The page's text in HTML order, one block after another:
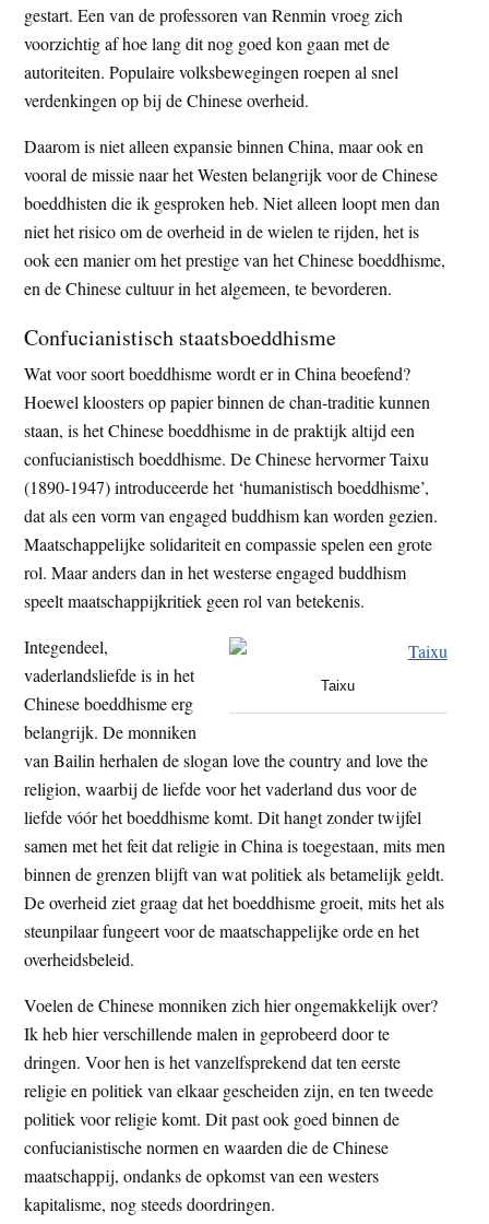
gestart. Een van de professoren van Renmin vroeg zich
voorzichtig af hoe lang dit nog goed kon gaan met de
autoriteiten. Populaire volksbewegingen roepen al snel
verdenkingen op bij de Chinese overheid.
Daarom is niet alleen expansie binnen China, maar ook en
vooral de missie naar het Westen belangrijk voor de Chinese
boeddhisten die ik gesproken heb. Niet alleen loopt men dan
niet het risico om de overheid in de wielen te rijden, het is
ook een manier om het prestige van het Chinese boeddhisme,
en de Chinese cultuur in het algemeen, te bevorderen.
Confucianistisch staatsboeddhisme
Wat voor soort boeddhisme wordt er in China beoefend?
Hoewel kloosters op papier binnen de chan-traditie kunnen
staan, is het Chinese boeddhisme in de praktijk altijd een
confucianistisch boeddhisme. De Chinese hervormer Taixu
(1890-1947) introduceerde het ‘humanistisch boeddhisme’,
dat als een vorm van engaged buddhism kan worden gezien.
Maatschappelijke solidariteit en compassie spelen een grote
rol. Maar anders dan in het westerse engaged buddhism
speelt maatschappijkritiek geen rol van betekenis.
Taixu
Integendeel,
vaderlandsliefde is in het
Chinese boeddhisme erg
belangrijk. De monniken
van Bailin herhalen de slogan love the country and love the
religion, waarbij de liefde voor het vaderland dus voor de
liefde vóór het boeddhisme komt. Dit hangt zonder twijfel
samen met het feit dat religie in China is toegestaan, mits men
binnen de grenzen blijft van wat politiek als betamelijk geldt.
De overheid ziet graag dat het boeddhisme groeit, mits het als
steunpilaar fungeert voor de maatschappelijke orde en het
overheidsbeleid.
Voelen de Chinese monniken zich hier ongemakkelijk over?
Ik heb hier verschillende malen in geprobeerd door te
dringen. Voor hen is het vanzelfsprekend dat ten eerste
religie en politiek van elkaar gescheiden zijn, en ten tweede
politiek voor religie komt. Dit past ook goed binnen de
confucianistische normen en waarden die de Chinese
maatschappij, ondanks de opkomst van een westers
kapitalisme, nog steeds doordringen.